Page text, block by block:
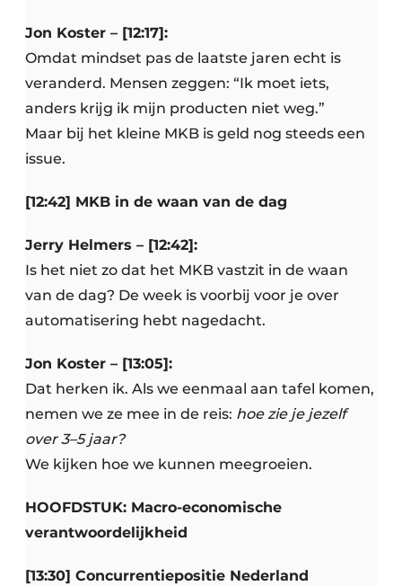
Jon Koster – [12:17]:
Omdat mindset pas de laatste jaren echt is
veranderd. Mensen zeggen: “Ik moet iets,
anders krijg ik mijn producten niet weg.”
Maar bij het kleine MKB is geld nog steeds een
issue.
[12:42] MKB in de waan van de dag
Jerry Helmers – [12:42]:
Is het niet zo dat het MKB vastzit in de waan
van de dag? De week is voorbij voor je over
automatisering hebt nagedacht.
Jon Koster – [13:05]:
Dat herken ik. Als we eenmaal aan tafel komen,
nemen we ze mee in de reis: hoe zie je jezelf
over 3–5 jaar?
We kijken hoe we kunnen meegroeien.
HOOFDSTUK: Macro-economische
verantwoordelijkheid
[13:30] Concurrentiepositie Nederland